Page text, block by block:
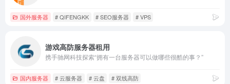
国外服务器 # QIFENGKK # SEO服务器 # VPS
游戏高防服务器租用
携手驰网科技探索“拥有一台服务器可以做哪些很酷的事？”
国内服务器 # 云服务器 # 云盘 # 双线高防